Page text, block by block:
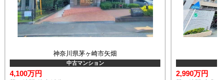
神奈川県茅ヶ崎市矢畑
中古マンション
4,100万円 2,990万円